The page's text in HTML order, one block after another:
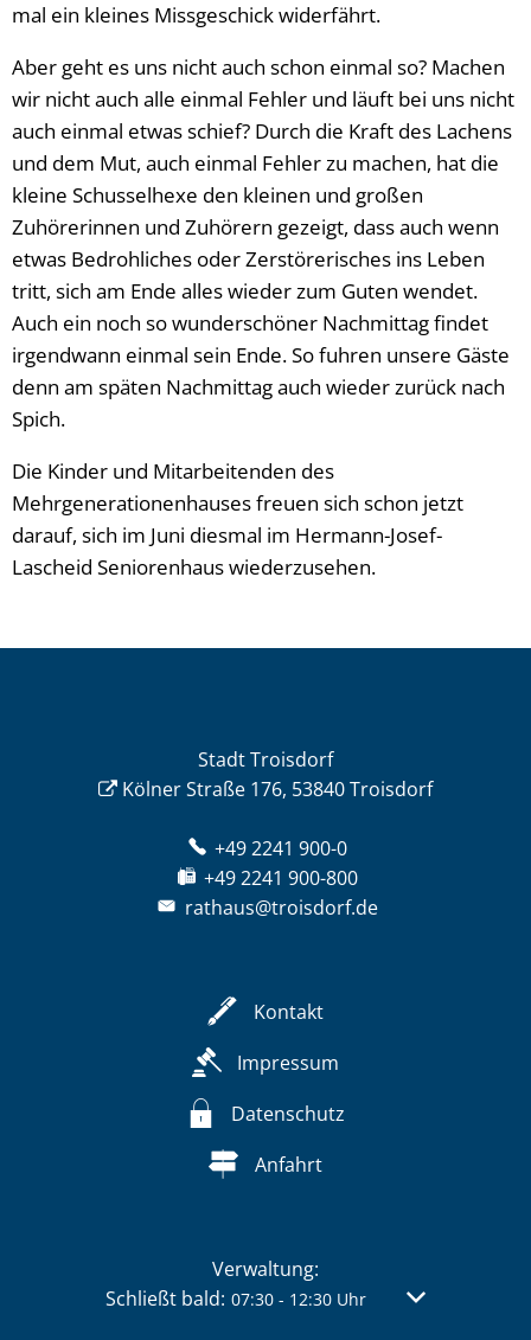
mal ein kleines Missgeschick widerfährt.
Aber geht es uns nicht auch schon einmal so? Machen
wir nicht auch alle einmal Fehler und läuft bei uns nicht
auch einmal etwas schief? Durch die Kraft des Lachens
und dem Mut, auch einmal Fehler zu machen, hat die
kleine Schusselhexe den kleinen und großen
Zuhörerinnen und Zuhörern gezeigt, dass auch wenn
etwas Bedrohliches oder Zerstörerisches ins Leben
tritt, sich am Ende alles wieder zum Guten wendet.
Auch ein noch so wunderschöner Nachmittag findet
irgendwann einmal sein Ende. So fuhren unsere Gäste
denn am späten Nachmittag auch wieder zurück nach
Spich.
Die Kinder und Mitarbeitenden des
Mehrgenerationenhauses freuen sich schon jetzt
darauf, sich im Juni diesmal im Hermann-Josef-
Lascheid Seniorenhaus wiederzusehen.
Stadt Troisdorf
Kölner Straße 176, 53840 Troisdorf
+49 2241 900-0
+49 2241 900-800
rathaus@troisdorf.de
Kontakt
Impressum
Datenschutz
Anfahrt
Verwaltung:
Klicken, um weitere Öffnungs- oder
Schließt bald: 07:30 - 12:30 Uhr Von 07:30 bis